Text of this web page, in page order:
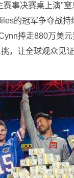
事决赛桌上演"窒
的冠军争夺战持
捧走880万美
，让全球观众见